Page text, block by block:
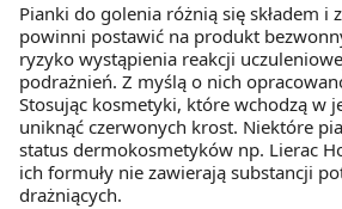
Pianki do golenia różnią się składem i
powinni postawić na produkt
ryzyko wystąpienia reakcji
podrażnień. Z myślą o nich
Stosując kosmetyki, które wchodzą w
uniknąć czerwonych krost. Niektóre
status dermokosmetyków np. Lierac
ich formuły nie zawierają substancji
drażniących.